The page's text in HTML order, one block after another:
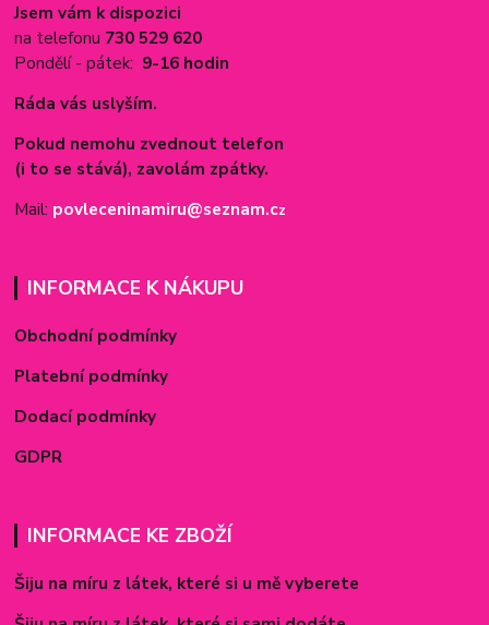
Jsem vám k dispozici
na telefonu 730 529 620
Pondělí - pátek: 9-16 hodin
Ráda vás uslyším.
Pokud nemohu zvednout telefon
(i to se stává), zavolám zpátky.
Mail: povleceninamiru@seznam.cz
INFORMACE K NÁKUPU
Obchodní podmínky
Platební podmínky
Dodací podmínky
GDPR
INFORMACE KE ZBOŽÍ
Šiju na míru z látek, které si u mě vyberete